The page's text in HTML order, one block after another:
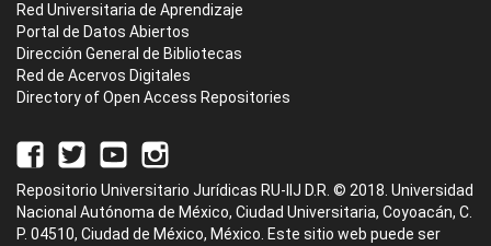
Red Universitaria de Aprendizaje
Portal de Datos Abiertos
Dirección General de Bibliotecas
Red de Acervos Digitales
Directory of Open Access Repositories
Repositorio Universitario Jurídicas RU-IIJ D.R. © 2018. Universidad
Nacional Autónoma de México, Ciudad Universitaria, Coyoacán, C.
P. 04510, Ciudad de México, México. Este sitio web puede ser